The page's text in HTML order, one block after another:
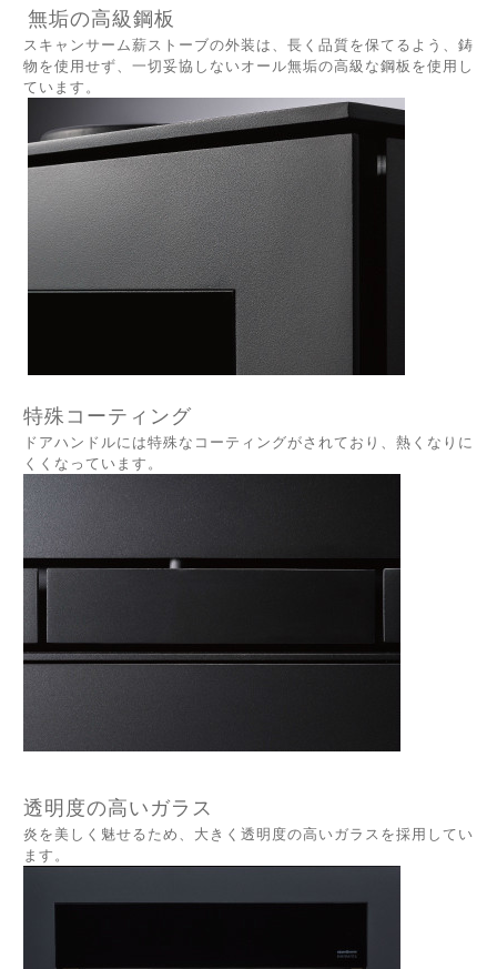
無垢の高級鋼板
スキャンサーム薪ストーブの外装は、 長く品質を保てるよう、鋳
物を使用せず、一切妥協しないオール無垢の高級な鋼板を使用し
ています。
特殊コーティング
ドアハンドルには特殊なコーティングがされており、熱くなりに
くくなっています。
透明度の高いガラス
炎を美しく魅せるため、大きく透明度の高いガラスを採用してい
ます。